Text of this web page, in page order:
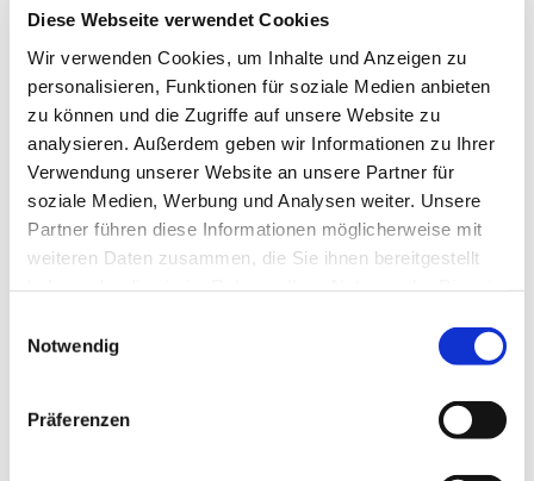
Diese Webseite verwendet Cookies
Wir verwenden Cookies, um Inhalte und Anzeigen zu
personalisieren, Funktionen für soziale Medien anbieten
zu können und die Zugriffe auf unsere Website zu
analysieren. Außerdem geben wir Informationen zu Ihrer
Verwendung unserer Website an unsere Partner für
soziale Medien, Werbung und Analysen weiter. Unsere
Partner führen diese Informationen möglicherweise mit
weiteren Daten zusammen, die Sie ihnen bereitgestellt
Notwendig
Präferenzen